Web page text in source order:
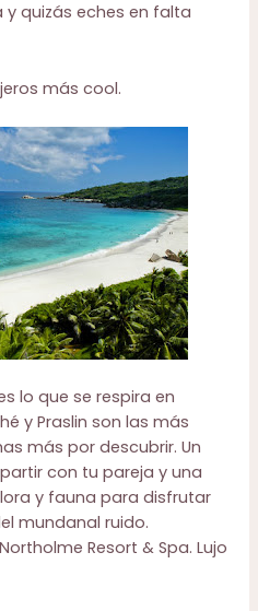
quizás eches en falta
más cool.
lo que se respira en
y Praslin son las más
más por descubrir. Un
con tu pareja y una
y fauna para disfrutar
mundanal ruido.
Resort & Spa. Lujo